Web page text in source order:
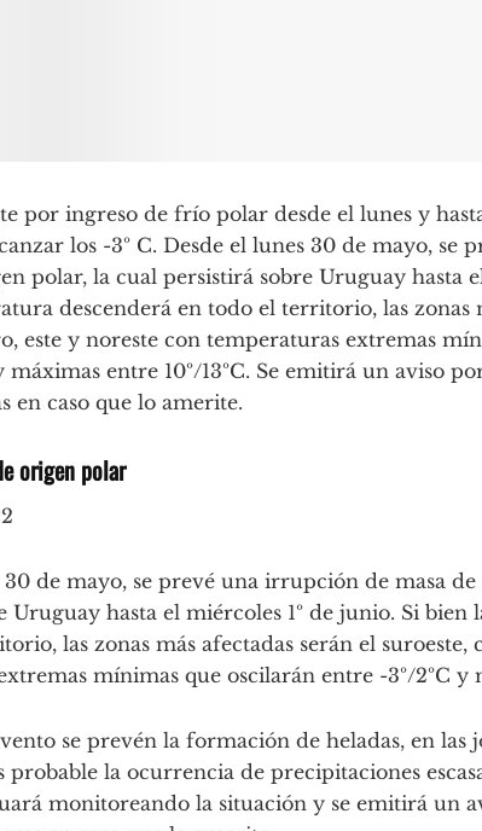
por ingreso de frío polar desde el lunes y
los -3º C. Desde el lunes 30 de mayo, se
polar, la cual persistirá sobre Uruguay hasta
descenderá en todo el territorio, las zonas
este y noreste con temperaturas extremas
máximas entre 10º/13ºC. Se emitirá un aviso
en caso que lo amerite.
origen polar
30 de mayo, se prevé una irrupción de masa
Uruguay hasta el miércoles 1º de junio. Si bien
las zonas más afectadas serán el suroeste,
mínimas que oscilarán entre -3º/2ºC y
se prevén la formación de heladas, en las
probable la ocurrencia de precipitaciones
monitoreando la situación y se emitirá un